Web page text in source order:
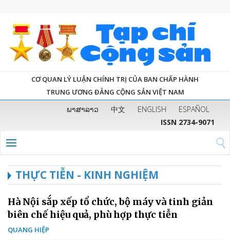
CƠ QUAN LÝ LUẬN CHÍNH TRỊ CỦA BAN CHẤP HÀNH
TRUNG ƯƠNG ĐẢNG CỘNG SẢN VIỆT NAM
ພາສາລາວ 中文 ENGLISH
ESPAÑOL
ISSN 2734-9071
THỰC TIỄN - KINH NGHIỆM
Hà Nội sắp xếp tổ chức, bộ máy và tinh giản
biên chế hiệu quả, phù hợp thực tiễn
QUANG HIỆP